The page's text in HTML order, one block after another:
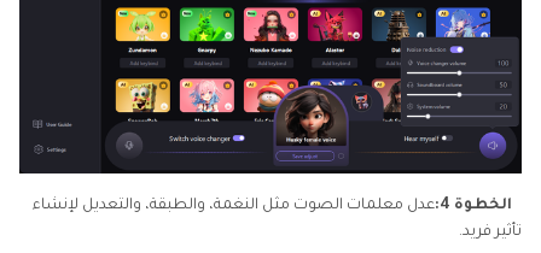
الخطوة 4:
عدل معلمات الصوت مثل النغمة، والطبقة، والتعديل لإنشاء
تأثير فريد.